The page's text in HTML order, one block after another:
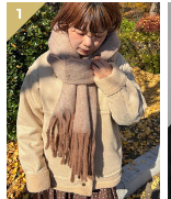
1